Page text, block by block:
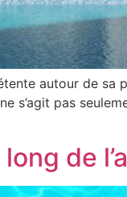
autour de sa
pas
de